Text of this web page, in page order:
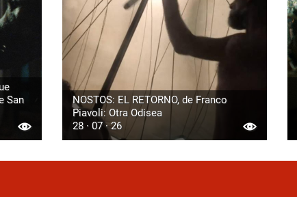
San
NOSTOS: EL RETORNO, de Franco
Piavoli: Otra Odisea
28 · 07 · 26